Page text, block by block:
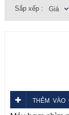
đếnemail
được sự trợ giúp.
Sắp xếp : Giá
THÊM VÀO